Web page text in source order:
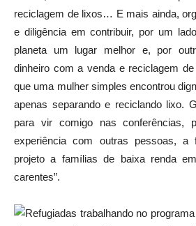
reciclagem de lixos… E mais ainda,
e diligência em contribuir, por um
planeta um lugar melhor e, por
dinheiro com a venda e reciclagem
que uma mulher simples encontrou
apenas separando e reciclando lixo.
para vir comigo nas conferências,
experiência com outras pessoas, a
projeto a famílias de baixa renda
carentes”.